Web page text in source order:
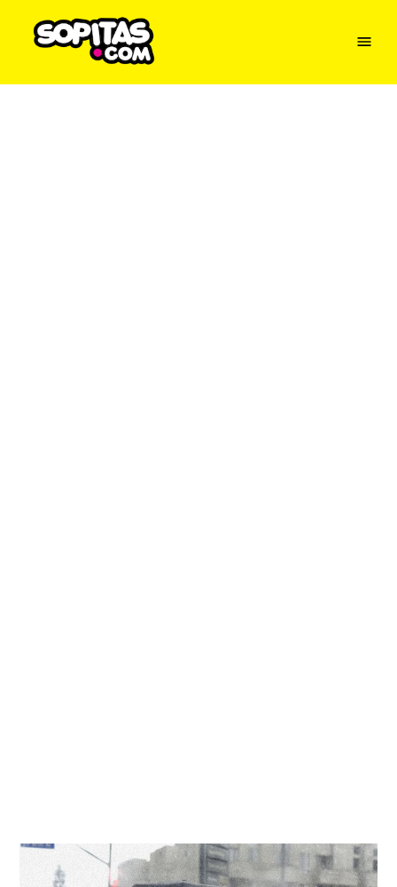
content
Menu